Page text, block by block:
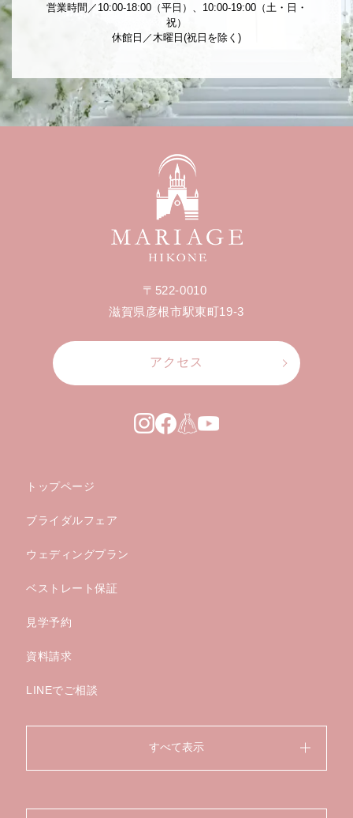
営業時間／10:00-18:00（平日）、10:00-19:00（土・日・
祝）
休館日／木曜日(祝日を除く)
〒522-0010
滋賀県彦根市駅東町19-3
アクセス
トップページ
ブライダルフェア
ウェディングプラン
ベストレート保証
見学予約
資料請求
LINEでご相談
すべて表示